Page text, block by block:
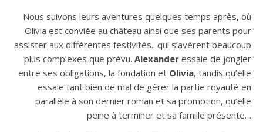
Nous suivons leurs aventures quelques temps après, où
Olivia est conviée au château ainsi que ses parents pour
assister aux différentes festivités.. qui s’avèrent beaucoup
plus complexes que prévu. Alexander essaie de jongler
entre ses obligations, la fondation et Olivia, tandis qu’elle
essaie tant bien de mal de gérer la partie royauté en
parallèle à son dernier roman et sa promotion, qu’elle
peine à terminer et sa famille présente…